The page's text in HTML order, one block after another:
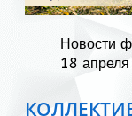
Новости
18